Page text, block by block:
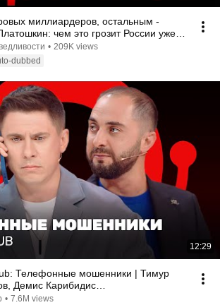
миллиардеров, остальным -
чем это грозит России уже
• 209K views
dubbed
12:29
Телефонные мошенники | Тимур
Демис Карибидис
• 7.6M views